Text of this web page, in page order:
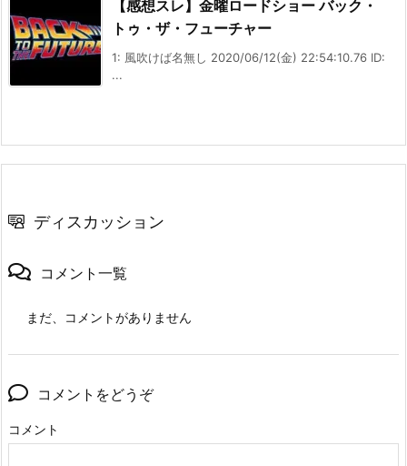
【感想スレ】金曜ロードショー バック・
トゥ・ザ・フューチャー
1: 風吹けば名無し 2020/06/12(金) 22:54:10.76 ID:
...
ディスカッション
コメント一覧
まだ、コメントがありません
コメントをどうぞ
コメント